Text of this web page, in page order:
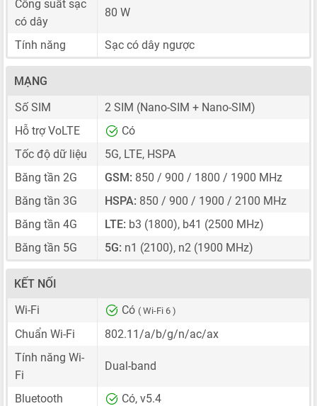
Công suất sạc
có dây
80 W
Tính năng Sạc có dây ngược
MẠNG
Số SIM
2 SIM (Nano-SIM + Nano-SIM)
Hỗ trợ VoLTE
Có
Tốc độ dữ liệu
5G, LTE, HSPA
Băng tần 2G
GSM: 850 / 900 / 1800 / 1900 MHz
Băng tần 3G
HSPA: 850 / 900 / 1900 / 2100 MHz
Băng tần 4G
LTE: b3 (1800), b41 (2500 MHz)
Băng tần 5G
5G: n1 (2100), n2 (1900 MHz)
KẾT NỐI
Wi-Fi
Có ( Wi-Fi 6 )
Chuẩn Wi-Fi
802.11/a/b/g/n/ac/ax
Tính năng Wi-
Fi
Dual-band
Bluetooth Có, v5.4